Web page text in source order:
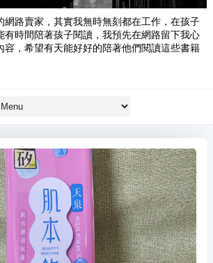
網路賣家，其實我無時無刻都在工作，在孩子
有時間陪著孩子閱讀，我預先在網路留下我心
容，希望有天能好好的陪著他們閱讀這些書籍